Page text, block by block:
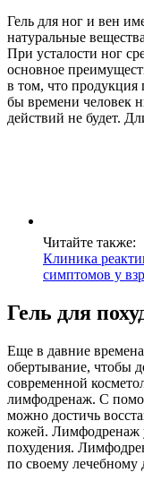
Гель для ног и вен
натуральные
При усталости ног
основное
в том, что продукция
бы времени человек
действий не будет.
Читайте также:
Клиника
симптомов у
Гель для
Еще в давние
обертывание, чтобы
современной
лимфодренаж. С
можно достичь
кожей. Лимфодренаж
похудения.
по своему лечебному